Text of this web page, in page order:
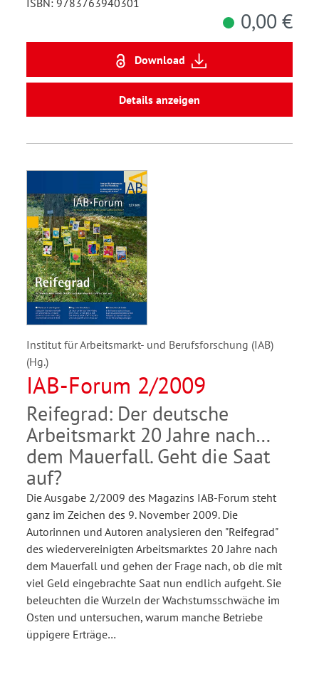
ISBN: 9783763940301
0,00 €
Download
Details anzeigen
Institut für Arbeitsmarkt- und Berufsforschung (IAB)
(Hg.)
IAB-Forum 2/2009
Reifegrad: Der deutsche
Arbeitsmarkt 20 Jahre nach
dem Mauerfall. Geht die Saat
auf?
Die Ausgabe 2/2009 des Magazins IAB-Forum steht
ganz im Zeichen des 9. November 2009. Die
Autorinnen und Autoren analysieren den "Reifegrad"
des wiedervereinigten Arbeitsmarktes 20 Jahre nach
dem Mauerfall und gehen der Frage nach, ob die mit
viel Geld eingebrachte Saat nun endlich aufgeht. Sie
beleuchten die Wurzeln der Wachstumsschwäche im
Osten und untersuchen, warum manche Betriebe
üppigere Erträge…